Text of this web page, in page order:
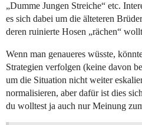
„Dumme Jungen Streiche“ etc.
es sich dabei um die älteteren
deren ruinierte Hosen „rächen“
Wenn man genaueres wüsste,
Strategien verfolgen (keine davon
um die Situation nicht weiter
normalisieren, aber dafür ist dies
du wolltest ja auch nur Meinung